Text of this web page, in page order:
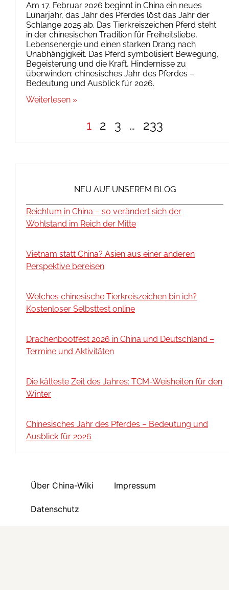
Am 17. Februar 2026 beginnt in China ein neues
Lunarjahr, das Jahr des Pferdes löst das Jahr der
Schlange 2025 ab. Das Tierkreiszeichen Pferd steht
in der chinesischen Tradition für Freiheitsliebe,
Lebensenergie und einen starken Drang nach
Unabhängigkeit. Das Pferd symbolisiert Bewegung,
Begeisterung und die Kraft, Hindernisse zu
überwinden: chinesisches Jahr des Pferdes –
Bedeutung und Ausblick für 2026.
Weiterlesen »
1 2 3 … 233
NEU AUF UNSEREM BLOG
Reichtum in China – so verändert sich der
Wohlstand im Reich der Mitte
Vietnam statt China? Asien aus einer anderen
Perspektive bereisen
Welches chinesische Tierkreiszeichen bin ich?
Kostenloser Selbsttest online
Drachenbootfest 2026 in China und Deutschland –
Termine und Aktivitäten
Die kälteste Zeit des Jahres: TCM-Weisheiten für den
Winter
Chinesisches Jahr des Pferdes – Bedeutung und
Ausblick für 2026
Über China-Wiki Impressum
Datenschutz